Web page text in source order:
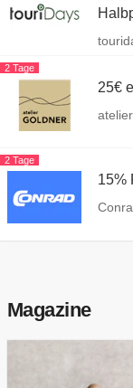
25€
2 Tage
15%
2 Tage
Magazine